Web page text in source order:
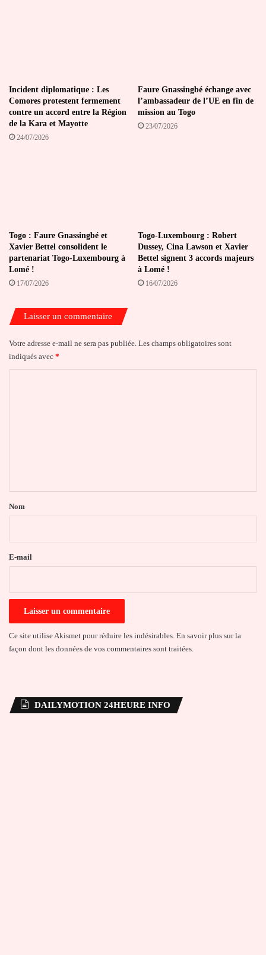
Incident diplomatique : Les
Comores protestent fermement
contre un accord entre la Région
de la Kara et Mayotte
24/07/2026
Faure Gnassingbé échange avec
l’ambassadeur de l’UE en fin de
mission au Togo
23/07/2026
Togo : Faure Gnassingbé et
Xavier Bettel consolident le
partenariat Togo-Luxembourg à
Lomé !
17/07/2026
Togo-Luxembourg : Robert
Dussey, Cina Lawson et Xavier
Bettel signent 3 accords majeurs
à Lomé !
16/07/2026
Laisser un commentaire
Votre adresse e-mail ne sera pas publiée. Les champs obligatoires sont
indiqués avec *
a
e
Nom
E-mail
Ce site utilise Akismet pour réduire les indésirables. En savoir plus sur la
façon dont les données de vos commentaires sont traitées
DAILYMOTION 24HEURE INFO